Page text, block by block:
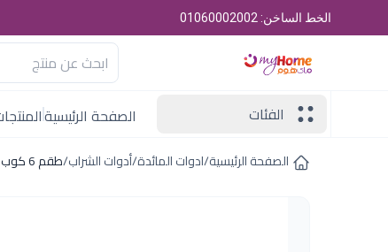
الخط الساخن: 01060002002
الفئات
الصفحة الرئيسية
الصفحة الرئيسية/ادوات المائدة/أدوات الشراب/طقم 6 كوب 40 س ل تركس